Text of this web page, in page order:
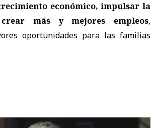
económico, impulsar la
más y mejores empleos,
oportunidades para las familias